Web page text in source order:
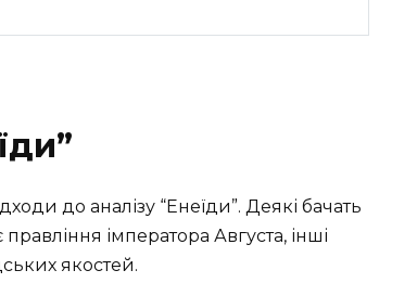
до аналізу “Енеїди”. Деякі бачать
імператора Августа, інші
якостей.